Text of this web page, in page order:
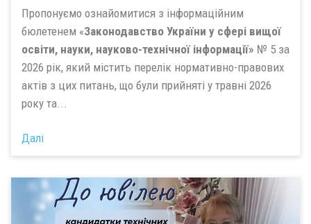
Пропонуємо ознайомитися з інформаційним
бюлетенем «Законодавство України у сфері вищої
освіти, науки, науково-технічної інформації» № 5 за
2026 рік, який містить перелік нормативно-правових
актів з цих питань, що були прийняті у травні 2026
року та...
Далі